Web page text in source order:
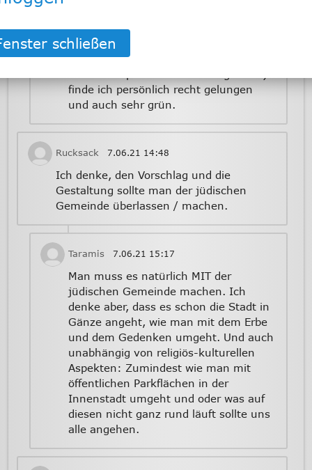
gemacht hat. Die letzten Gestaltungen
(Fulda-Auenpark am Rosengarten,
Stadtmauer an der Meistergasse,
finde ich persönlich recht gelungen
und auch sehr grün.
Rucksack 7.06.21 14:48
Ich denke, den Vorschlag und die
Gestaltung sollte man der jüdischen
Gemeinde überlassen / machen.
Taramis 7.06.21 15:17
Man muss es natürlich MIT der
jüdischen Gemeinde machen. Ich
denke aber, dass es schon die Stadt in
Gänze angeht, wie man mit dem Erbe
und dem Gedenken umgeht. Und auch
unabhängig von religiös-kulturellen
Aspekten: Zumindest wie man mit
öffentlichen Parkflächen in der
Innenstadt umgeht und oder was auf
diesen nicht ganz rund läuft sollte uns
alle angehen.